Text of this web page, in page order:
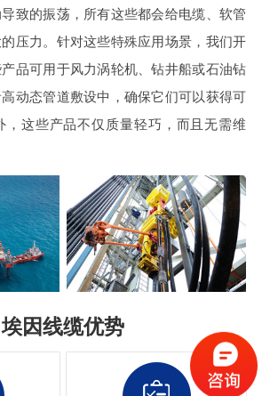
致的振荡，所有这些都会给电缆、软管
压力。针对这些特殊应用场景，我们开
品可用于风力涡轮机、钻井船或石油钻
动态管道敷设中，确保它们可以获得可
，这些产品不仅质量轻巧，而且无需维
埃因线缆优势